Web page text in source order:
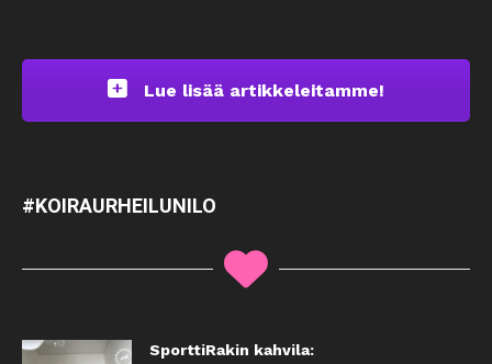
Lue lisää artikkeleitamme!
#KOIRAURHEILUNILO
SporttiRakin kahvila: